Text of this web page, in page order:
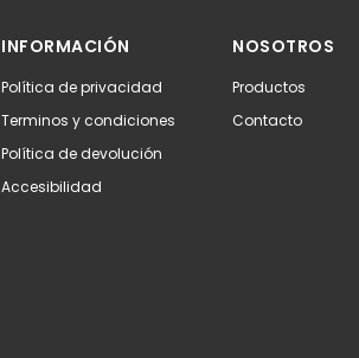
INFORMACIÓN
Política de privacidad
Terminos y condiciones
Política de devolución
Accesibilidad
NOSOTROS
Productos
Contacto